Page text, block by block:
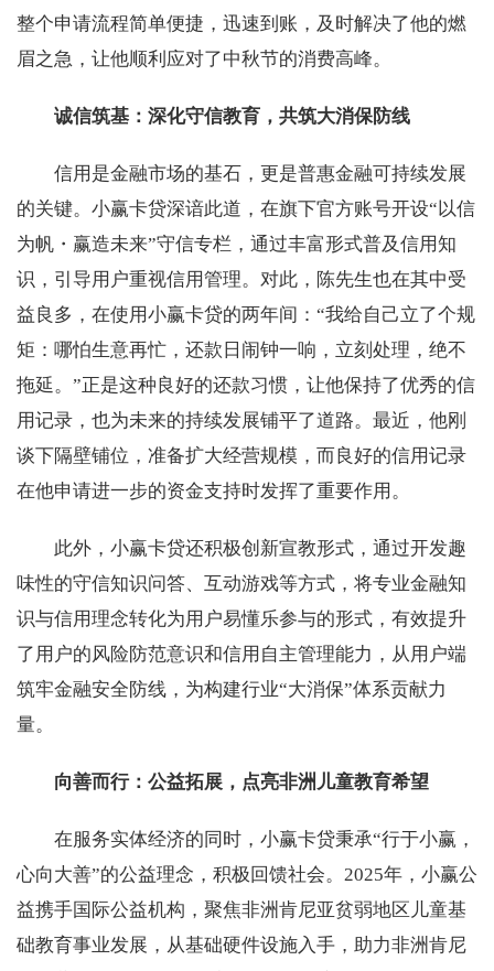
整个申请流程简单便捷，迅速到账，及时解决了他的燃
眉之急，让他顺利应对了中秋节的消费高峰。
诚信筑基：深化守信教育，共筑大消保防线
信用是金融市场的基石，更是普惠金融可持续发展
的关键。小赢卡贷深谙此道，在旗下官方账号开设“以信
为帆・赢造未来”守信专栏，通过丰富形式普及信用知
识，引导用户重视信用管理。对此，陈先生也在其中受
益良多，在使用小赢卡贷的两年间：“我给自己立了个规
矩：哪怕生意再忙，还款日闹钟一响，立刻处理，绝不
拖延。”正是这种良好的还款习惯，让他保持了优秀的信
用记录，也为未来的持续发展铺平了道路。最近，他刚
谈下隔壁铺位，准备扩大经营规模，而良好的信用记录
在他申请进一步的资金支持时发挥了重要作用。
此外，小赢卡贷还积极创新宣教形式，通过开发趣
味性的守信知识问答、互动游戏等方式，将专业金融知
识与信用理念转化为用户易懂乐参与的形式，有效提升
了用户的风险防范意识和信用自主管理能力，从用户端
筑牢金融安全防线，为构建行业“大消保”体系贡献力
量。
向善而行：公益拓展，点亮非洲儿童教育希望
在服务实体经济的同时，小赢卡贷秉承“行于小赢，
心向大善”的公益理念，积极回馈社会。2025年，小赢公
益携手国际公益机构，聚焦非洲肯尼亚贫弱地区儿童基
础教育事业发展，从基础硬件设施入手，助力非洲肯尼